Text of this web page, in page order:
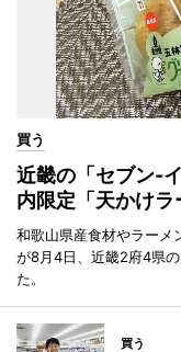
買う
近畿の「セブン-
内限定「天かけラ
和歌山県産食材やラーメ
が8月4日、近畿2府4県
た。
買う